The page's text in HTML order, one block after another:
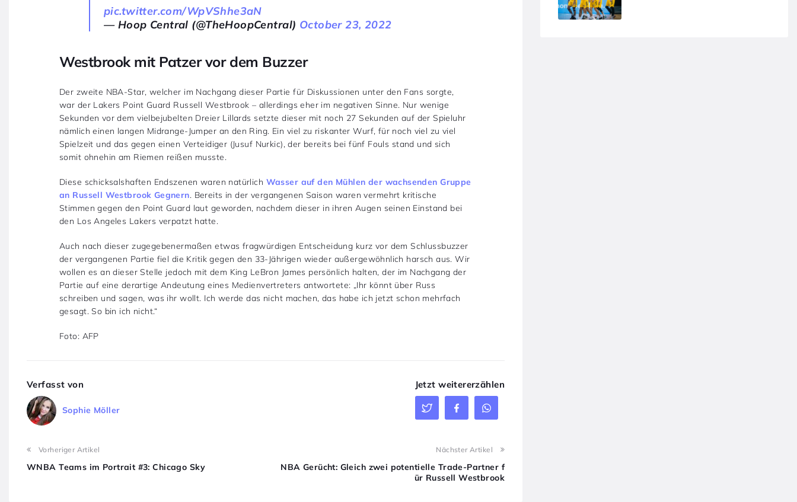
pic.twitter.com/WpVShhe3aN
— Hoop Central (@TheHoopCentral) October 23, 2022
Westbrook mit Patzer vor dem Buzzer
Der zweite NBA-Star, welcher im Nachgang dieser Partie für Diskussionen unter den Fans sorgte,
war der Lakers Point Guard Russell Westbrook – allerdings eher im negativen Sinne. Nur wenige
Sekunden vor dem vielbejubelten Dreier Lillards setzte dieser mit noch 27 Sekunden auf der Spieluhr
nämlich einen langen Midrange-Jumper an den Ring. Ein viel zu riskanter Wurf, für noch viel zu viel
Spielzeit und das gegen einen Verteidiger (Jusuf Nurkic), der bereits bei fünf Fouls stand und sich
somit ohnehin am Riemen reißen musste.
Diese schicksalshaften Endszenen waren natürlich Wasser auf den Mühlen der wachsenden Gruppe
an Russell Westbrook Gegnern. Bereits in der vergangenen Saison waren vermehrt kritische
Stimmen gegen den Point Guard laut geworden, nachdem dieser in ihren Augen seinen Einstand bei
den Los Angeles Lakers verpatzt hatte.
Auch nach dieser zugegebenermaßen etwas fragwürdigen Entscheidung kurz vor dem Schlussbuzzer
der vergangenen Partie fiel die Kritik gegen den 33-Jährigen wieder außergewöhnlich harsch aus. Wir
wollen es an dieser Stelle jedoch mit dem King LeBron James persönlich halten, der im Nachgang der
Partie auf eine derartige Andeutung eines Medienvertreters antwortete: „Ihr könnt über Russ
schreiben und sagen, was ihr wollt. Ich werde das nicht machen, das habe ich jetzt schon mehrfach
gesagt. So bin ich nicht.“
Foto: AFP
Verfasst von
Sophie Möller
Jetzt weitererzählen
Vorheriger Artikel
WNBA Teams im Portrait #3: Chicago Sky
Nächster Artikel
NBA Gerücht: Gleich zwei potentielle Trade-Partner f
ür Russell Westbrook